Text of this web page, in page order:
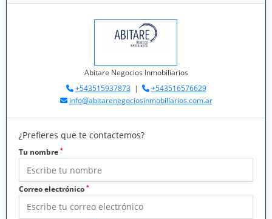
Abitare Negocios Inmobiliarios
+543515937873|
+543516576629
info@abitarenegociosinmobiliarios.com.ar
¿Prefieres que te contactemos?
Tu nombre *
Correo electrónico *